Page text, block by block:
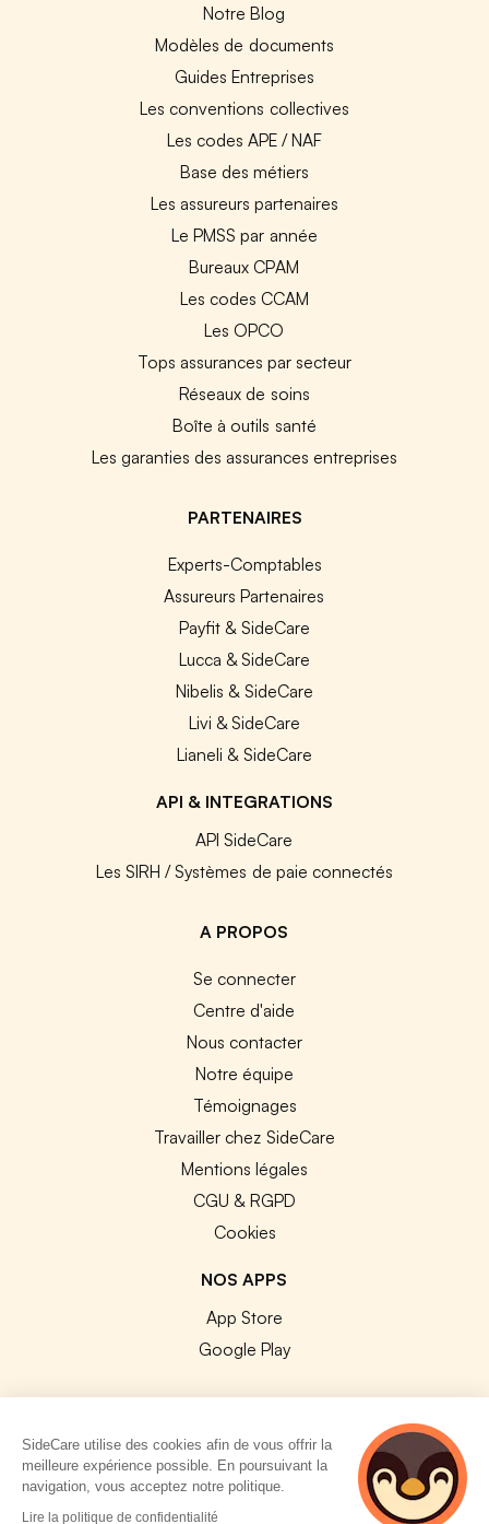
Notre Blog
Modèles de documents
Guides Entreprises
Les conventions collectives
Les codes APE / NAF
Base des métiers
Les assureurs partenaires
Le PMSS par année
Bureaux CPAM
Les codes CCAM
Les OPCO
Tops assurances par secteur
Réseaux de soins
Boîte à outils santé
Les garanties des assurances entreprises
PARTENAIRES
Experts-Comptables
Assureurs Partenaires
Payfit & SideCare
Lucca & SideCare
Nibelis & SideCare
Livi & SideCare
Lianeli & SideCare
API & INTEGRATIONS
API SideCare
Les SIRH / Systèmes de paie connectés
A PROPOS
Se connecter
Centre d'aide
Nous contacter
Notre équipe
Témoignages
Travailler chez SideCare
Mentions légales
CGU & RGPD
Cookies
NOS APPS
App Store
Google Play
© 2026 SideCare. Tous droits réservés.
SideCare utilise des cookies afin de vous offrir la
meilleure expérience possible. En poursuivant la
navigation, vous acceptez notre politique.
Lire la politique de confidentialité 2 personnes